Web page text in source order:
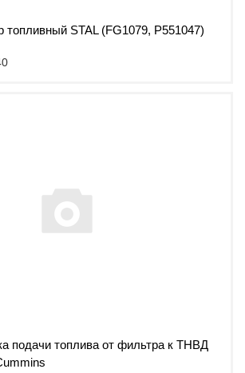
топливный STAL (FG1079, P551047)
подачи топлива от фильтра к ТНВД